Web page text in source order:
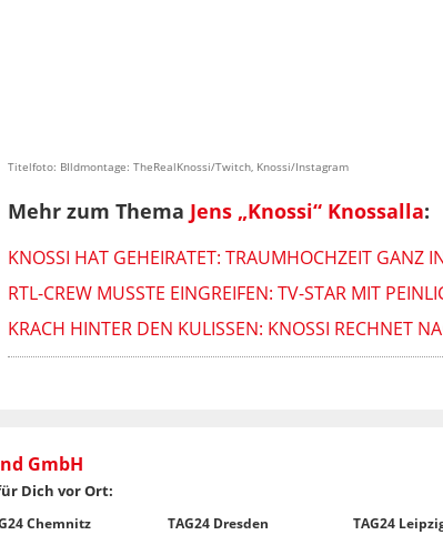
Titelfoto: BIldmontage: TheRealKnossi/Twitch, Knossi/Instagram
Mehr zum Thema Jens „Knossi“ Knossalla:
KNOSSI HAT GEHEIRATET: TRAUMHOCHZEIT GANZ IN
RTL-CREW MUSSTE EINGREIFEN: TV-STAR MIT
KRACH HINTER DEN KULISSEN: KNOSSI RECHNET
GmbH
Dich vor Ort:
Chemnitz
TAG24 Dresden
TAG24